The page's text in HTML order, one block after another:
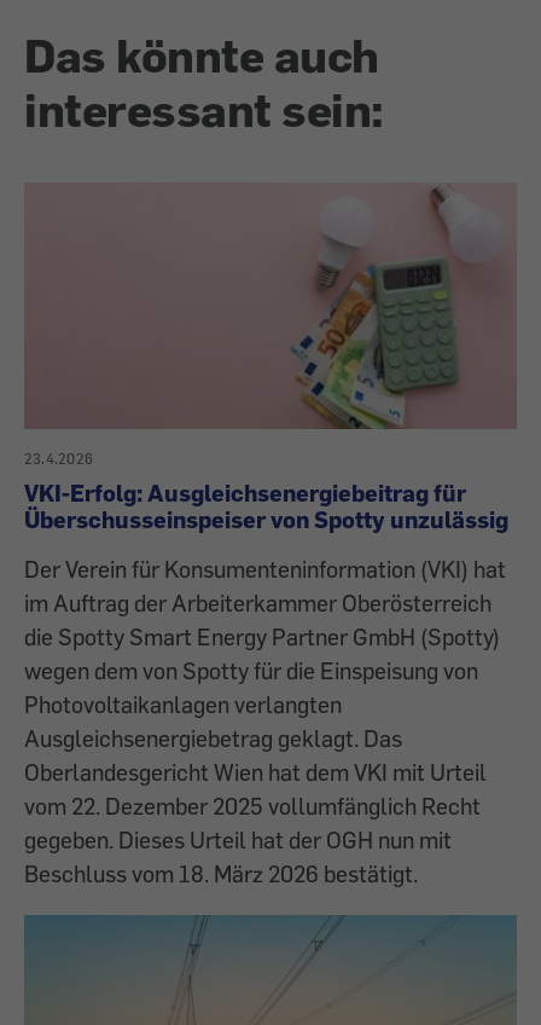
Das könnte auch
interessant sein:
23.4.2026
VKI-Erfolg: Ausgleichsenergiebeitrag für
Überschusseinspeiser von Spotty unzulässig
Der Verein für Konsumenteninformation (VKI) hat
im Auftrag der Arbeiterkammer Oberösterreich
die Spotty Smart Energy Partner GmbH (Spotty)
wegen dem von Spotty für die Einspeisung von
Photovoltaikanlagen verlangten
Ausgleichsenergiebetrag geklagt. Das
Oberlandesgericht Wien hat dem VKI mit Urteil
vom 22. Dezember 2025 vollumfänglich Recht
gegeben. Dieses Urteil hat der OGH nun mit
Beschluss vom 18. März 2026 bestätigt.